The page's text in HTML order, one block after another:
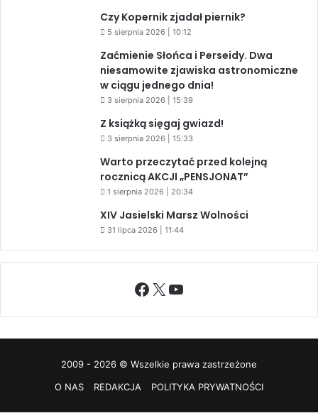
Czy Kopernik zjadał piernik?
5 sierpnia 2026 | 10:12
Zaćmienie Słońca i Perseidy. Dwa
niesamowite zjawiska astronomiczne
w ciągu jednego dnia!
3 sierpnia 2026 | 15:39
Z książką sięgaj gwiazd!
3 sierpnia 2026 | 15:33
Warto przeczytać przed kolejną
rocznicą AKCJI „PENSJONAT”
1 sierpnia 2026 | 20:34
XIV Jasielski Marsz Wolności
31 lipca 2026 | 11:44
Facebook
X YouTube
2009 - 2026 © Wszelkie prawa zastrzeżone
O NAS
REDAKCJA POLITYKA PRYWATNOŚCI